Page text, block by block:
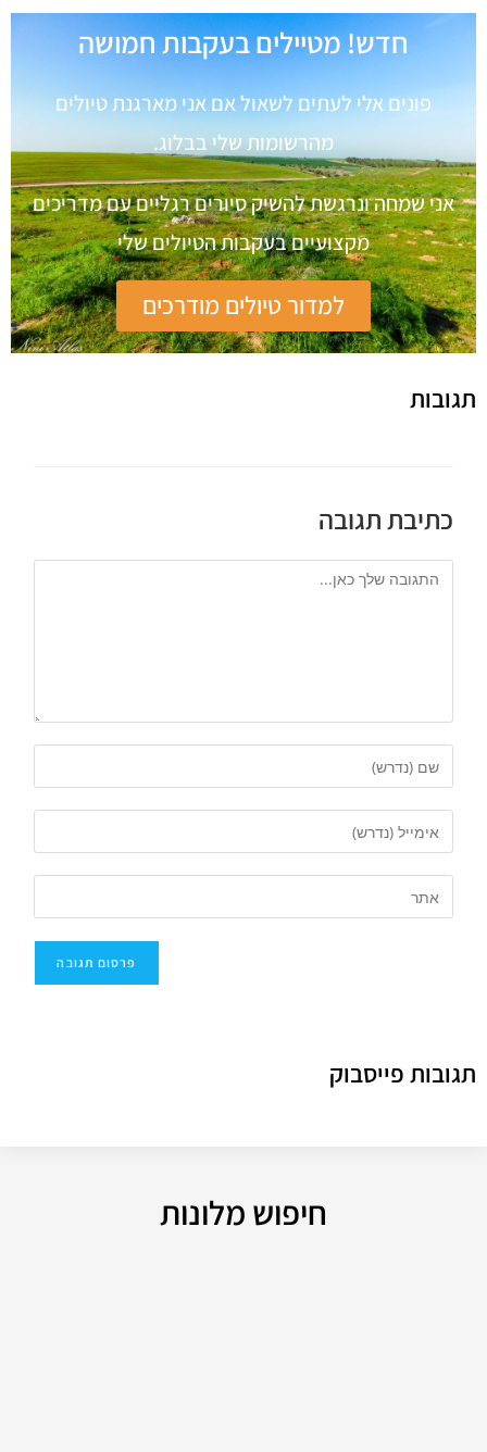
חדש! מטיילים בעקבות חמושה
פונים אלי לעתים לשאול אם אני מארגנת טיולים
מהרשומות שלי בבלוג.
אני שמחה ונרגשת להשיק סיורים רגליים עם מדריכים
מקצועיים בעקבות הטיולים שלי
למדור טיולים מודרכים
תגובות
כתיבת תגובה
תגובות פייסבוק
חיפוש מלונות